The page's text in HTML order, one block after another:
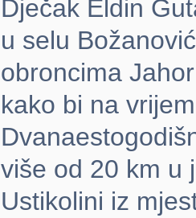
Dječak Eldin
u selu
obroncima
kako bi na
više od 20 km u
Ustikolini iz